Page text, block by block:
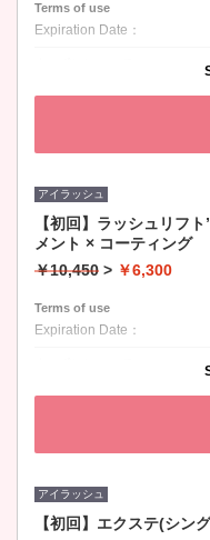
Terms of use
Expiration Date：
アイラッシュ
【初回】ラッシュリフ
メント × コーティング
￥10,450 > ￥6,300
Terms of use
Expiration Date：
アイラッシュ
【初回】エクステ(シン